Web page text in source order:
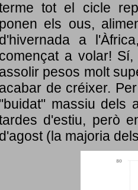
tot el cicle
ponen els ous,
d'hivernada a
començat a volar!
assolir pesos molt
acabar de créixer.
"buidat" massiu dels
d'estiu, però
d'agost (la majoria